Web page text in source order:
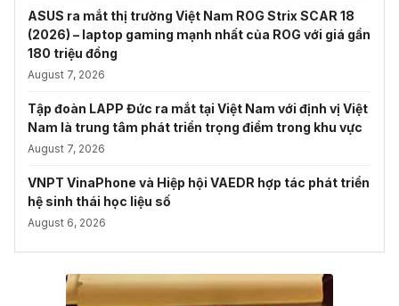
ASUS ra mắt thị trường Việt Nam ROG Strix SCAR 18
(2026) – laptop gaming mạnh nhất của ROG với giá gần
180 triệu đồng
August 7, 2026
Tập đoàn LAPP Đức ra mắt tại Việt Nam với định vị Việt
Nam là trung tâm phát triển trọng điểm trong khu vực
August 7, 2026
VNPT VinaPhone và Hiệp hội VAEDR hợp tác phát triển
hệ sinh thái học liệu số
August 6, 2026